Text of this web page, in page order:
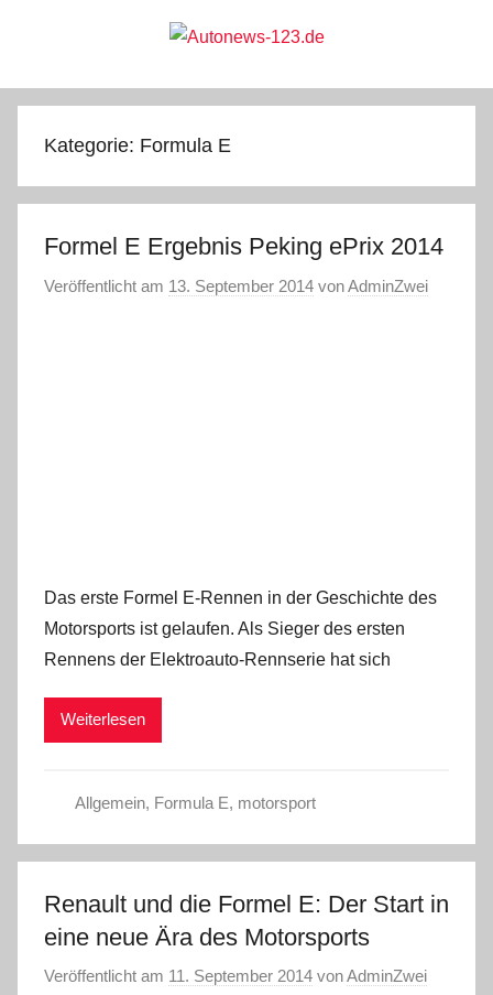
Autonews-
123.de
Kategorie: Formula E
Formel E Ergebnis Peking ePrix 2014
Veröffentlicht am 13. September 2014 vonAdminZwei
Das erste Formel E-Rennen in der Geschichte des
Motorsports ist gelaufen. Als Sieger des ersten
Rennens der Elektroauto-Rennserie hat sich
Weiterlesen
Allgemein, Formula E, motorsport
Renault und die Formel E: Der Start in
eine neue Ära des Motorsports
Veröffentlicht am 11. September 2014 vonAdminZwei